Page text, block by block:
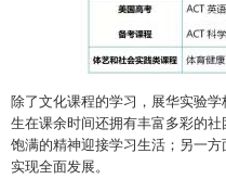
除了文化课程的学习，展华实验
生在课余时间还拥有丰富多彩的
饱满的精神迎接学习生活；另一
实现全面发展。